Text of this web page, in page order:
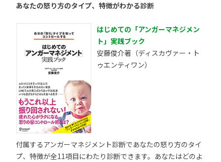
あなたの怒り方のタイプ、特徴がわかる診断
はじめての「アンガーマネジメン
ト」実践ブック
安藤俊介著（ディスカヴァー・ト
ゥエンティワン）
付属するアンガーマネジメント診断であなたの怒り方のタイ
プ、特徴が全11項目にわたり診断できます。あなたはどのよ